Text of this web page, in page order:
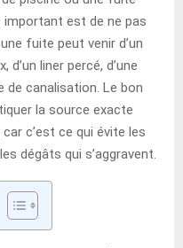
important est de ne pas
fuite peut venir d’un
liner percé, d’une
de canalisation. Le bon
la source exacte
c’est ce qui évite les
dégâts qui s’aggravent.